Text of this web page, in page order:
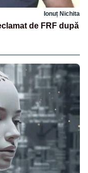
Ionuț Nichita
de FRF după